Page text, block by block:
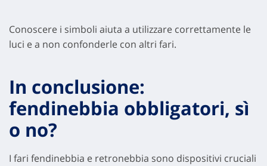
Conoscere i simboli aiuta a utilizzare correttamente le
luci e a non confonderle con altri fari.
In conclusione:
fendinebbia obbligatori, sì
o no?
I fari fendinebbia e retronebbia sono dispositivi cruciali